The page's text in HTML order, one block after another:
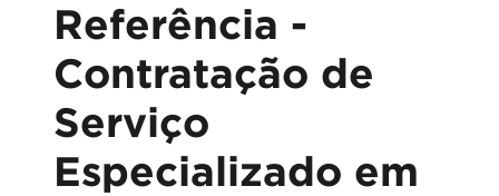
Referência -
Contratação de
Serviço
Especializado em